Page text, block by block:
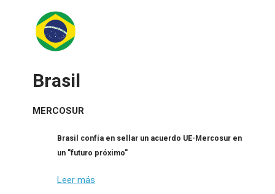
Brasil
MERCOSUR
Brasil confía en sellar un acuerdo UE-Mercosur en
un "futuro próximo"
Leer más